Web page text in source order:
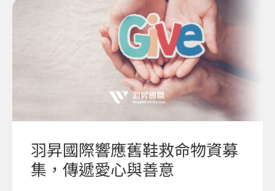
羽昇國際響應舊鞋救命物資募
集，傳遞愛心與善意